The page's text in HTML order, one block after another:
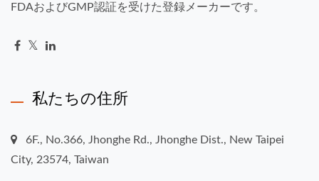
FDAおよびGMP認証を受けた登録メーカーです。
私たちの住所
6F., No.366, Jhonghe Rd., Jhonghe Dist., New Taipei
City, 23574, Taiwan